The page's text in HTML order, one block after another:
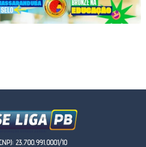
23.700.991.0001/10